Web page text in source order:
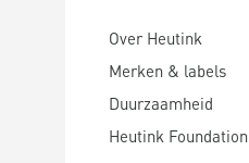
Over Heutink
Merken & labels
Duurzaamheid
Heutink Foundation